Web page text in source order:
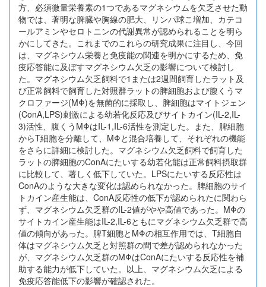
方、必須微量栄養素の1つであるマグネシウムを欠乏させた動
物では、著明な脾臓や胸線の肥大、リンパ球こ増加、カテコ
ールアミンやセロトニンの代謝異常が認められることを明ら
かにしてきた。これまでのこれらの研究成果に注目し、今回
は、マグネシウム栄養と免疫能の関連を明かにするため、免
疫応答能に及ぼすマグネシウム欠乏の影響について検討し
た。マグネシウム欠乏飼料で1または2週間飼育したラット及
び正常飼料で飼育した対照群ラットの脾細胞および腹くうマ
クロファージ(MΦ)を無菌的に採取し、脾細胞はマイトジェン
(ConA,LPS)刺激による幼若化反応及びサイトカイン(IL-2,IL-
3)活性、腹くうMΦはIL-1,IL-6活性を測定した。また、脾細胞
からT細胞を分離して、MΦと混合培養して、それぞれの機能
をさらに詳細に検討した。マグネシウム欠乏飼料で飼育した
ラットの脾細胞のConAにたいする幼若化能は正常飼料摂取群
に比較して、著しく低下していた。LPSにたいする反応性は
ConAのような大きな変化は認められなかった。脾細胞のサイ
トカイン産生能は、ConA反応性の低下が認められたに関わら
ず、マグネシウム欠乏群のIL-2値がやや高値であった。MΦの
サイトカイン産生能はIL-2,IL-6ともにマグネシウム欠乏群で高
値の傾向があった。脾T細胞とMΦの相互作用では、T細胞自
体はマグネシウム欠乏と対照群の間で差が認められなかった
が、マグネシウム欠乏群のMΦはConAにたいする反応性を補
助する能力が低下していた。以上、マグネシウム欠乏による
免疫応答能低下の影響が確認された。